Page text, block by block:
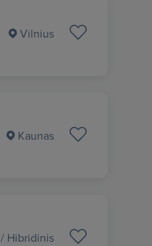
Vilnius
Kaunas
/ Hibridinis